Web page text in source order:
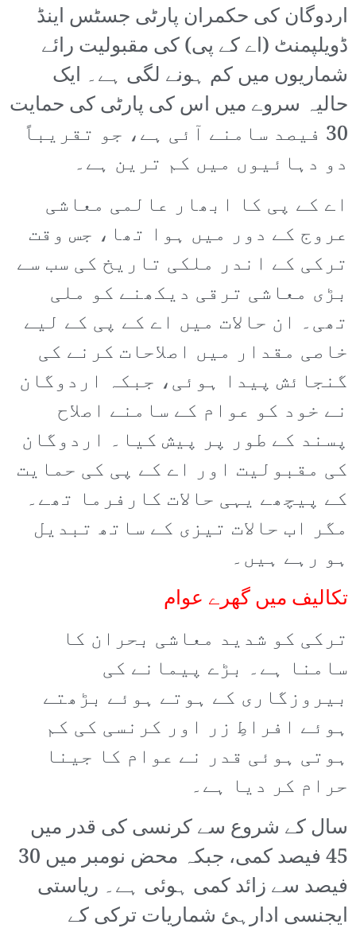
اردوگان کی حکمران پارٹی جسٹس اینڈ
ڈویلپمنٹ (اے کے پی) کی مقبولیت رائے
شماریوں میں کم ہونے لگی ہے۔ ایک
حالیہ سروے میں اس کی پارٹی کی حمایت
30 فیصد سامنے آئی ہے، جو تقریباً
دو دہائیوں میں کم ترین ہے۔
اے کے پی کا ابھار عالمی معاشی
عروج کے دور میں ہوا تھا، جس وقت
ترکی کے اندر ملکی تاریخ کی سب سے
بڑی معاشی ترقی دیکھنے کو ملی
تھی۔ ان حالات میں اے کے پی کے لیے
خاصی مقدار میں اصلاحات کرنے کی
گنجائش پیدا ہوئی، جبکہ اردوگان
نے خود کو عوام کے سامنے اصلاح
پسند کے طور پر پیش کیا۔ اردوگان
کی مقبولیت اور اے کے پی کی حمایت
کے پیچھے یہی حالات کارفرما تھے۔
مگر اب حالات تیزی کے ساتھ تبدیل
ہو رہے ہیں۔
تکالیف میں گھرے عوام
ترکی کو شدید معاشی بحران کا
سامنا ہے۔ بڑے پیمانے کی
بیروزگاری کے ہوتے ہوئے بڑھتے
ہوئے افراطِ زر اور کرنسی کی کم
ہوتی ہوئی قدر نے عوام کا جینا
حرام کر دیا ہے۔
سال کے شروع سے کرنسی کی قدر میں
45 فیصد کمی، جبکہ محض نومبر میں 30
فیصد سے زائد کمی ہوئی ہے۔ ریاستی
ایجنسی ادارہئ شماریات ترکی کے